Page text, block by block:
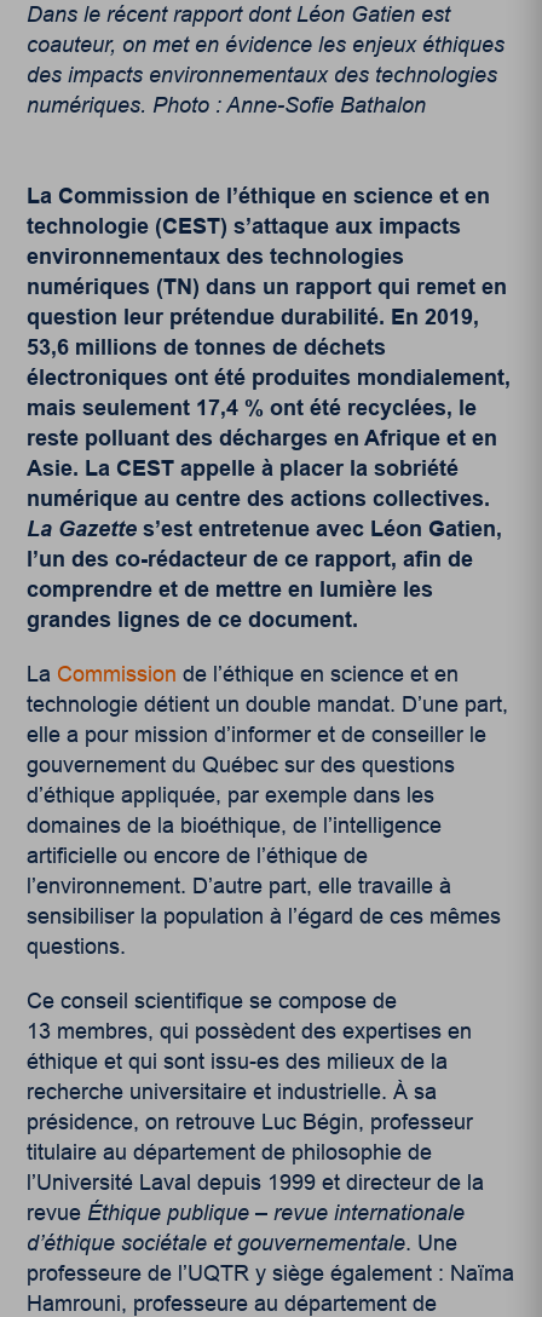
Dans le récent rapport dont Léon Gatien est
coauteur, on met en évidence les enjeux éthiques
des impacts environnementaux des technologies
numériques. Photo : Anne-Sofie Bathalon
La Commission de l’éthique en science et en
technologie (CEST) s’attaque aux impacts
environnementaux des technologies
numériques (TN) dans un rapport qui remet en
question leur prétendue durabilité. En 2019,
53,6 millions de tonnes de déchets
électroniques ont été produites mondialement,
mais seulement 17,4 % ont été recyclées, le
reste polluant des décharges en Afrique et en
Asie. La CEST appelle à placer la sobriété
numérique au centre des actions collectives.
La Gazette s’est entretenue avec Léon Gatien,
l’un des co-rédacteur de ce rapport, afin de
comprendre et de mettre en lumière les
grandes lignes de ce document.
La Commission de l’éthique en science et en
technologie détient un double mandat. D’une part,
elle a pour mission d’informer et de conseiller le
gouvernement du Québec sur des questions
d’éthique appliquée, par exemple dans les
domaines de la bioéthique, de l’intelligence
artificielle ou encore de l’éthique de
l’environnement. D’autre part, elle travaille à
sensibiliser la population à l’égard de ces mêmes
questions.
Ce conseil scientifique se compose de
13 membres, qui possèdent des expertises en
éthique et qui sont issu-es des milieux de la
recherche universitaire et industrielle. À sa
présidence, on retrouve Luc Bégin, professeur
titulaire au département de philosophie de
l’Université Laval depuis 1999 et directeur de la
revue Éthique publique – revue internationale
d’éthique sociétale et gouvernementale. Une
professeure de l’UQTR y siège également : Naïma
Hamrouni, professeure au département de